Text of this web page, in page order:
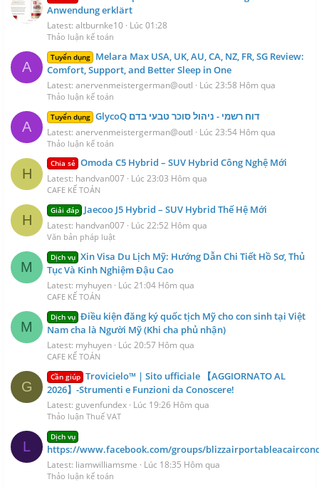
Anwendung erklärt
Latest: altburnke10 Lúc 01:28
Thảo luận kế toán
A
Tuyển dụng Melara Max USA, UK, AU, CA, NZ, FR, SG Review:
Comfort, Support, and Better Sleep in One
Latest: anervenmeistergerman@outl Lúc 23:58 Hôm qua
Thảo luận kế toán
A
Tuyển dụng GlycoQ דוח רשמי - ניהול סוכר טבעי בדם
Latest: anervenmeistergerman@outl Lúc 23:54 Hôm qua
Thảo luận kế toán
H
Chia sẻ Omoda C5 Hybrid – SUV Hybrid Công Nghệ Mới
Latest: handvan007 Lúc 23:03 Hôm qua
CAFE KẾ TOÁN
H
Giải đáp Jaecoo J5 Hybrid – SUV Hybrid Thế Hệ Mới
Latest: handvan007 Lúc 22:52 Hôm qua
Văn bản pháp luật
M
Dịch vụ Xin Visa Du Lịch Mỹ: Hướng Dẫn Chi Tiết Hồ Sơ, Thủ
Tục Và Kinh Nghiệm Đậu Cao
Latest: myhuyen Lúc 21:04 Hôm qua
CAFE KẾ TOÁN
M
Dịch vụ Điều kiện đăng ký quốc tịch Mỹ cho con sinh tại Việt
Nam cha là Người Mỹ (Khi cha phủ nhận)
Latest: myhuyen Lúc 20:57 Hôm qua
CAFE KẾ TOÁN
G
Cần giúp Trovicielo™ | Sito ufficiale 【AGGIORNATO AL
2026】-Strumenti e Funzioni da Conoscere!
Latest: guvenfundex Lúc 19:26 Hôm qua
Thảo luận Thuế VAT
L
Dịch vụ
https://www.facebook.com/groups/
Latest: liamwilliamsme Lúc 18:35 Hôm qua
Thảo luận kế toán